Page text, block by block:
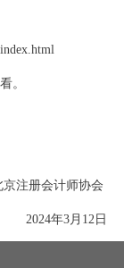
。
计师协会
月12日